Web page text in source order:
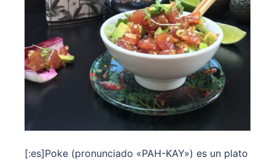
[:es]Poke (pronunciado «PAH-KAY») es un plato